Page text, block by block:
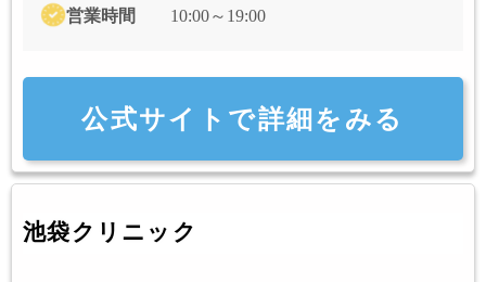
営業時間
10:00～19:00
公式サイトで詳細をみる
池袋クリニック